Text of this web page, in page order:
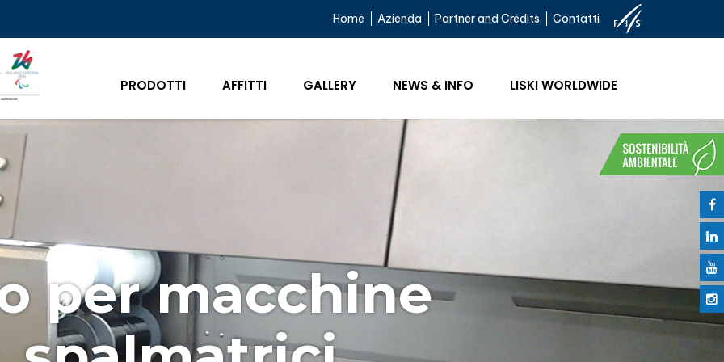
Home Azienda Partner and Credits Contatti
PRODOTTI AFFITTI GALLERY NEWS & INFO LISKI WORLDWIDE
per macchine